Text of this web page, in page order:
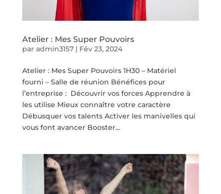
Atelier : Mes Super Pouvoirs
par admin3157| Fév 23, 2024
Atelier : Mes Super Pouvoirs 1H30 – Matériel
fourni – Salle de réunion Bénéfices pour
l’entreprise : Découvrir vos forces Apprendre à
les utilise Mieux connaître votre caractère
Débusquer vos talents Activer les manivelles qui
vous font avancer Booster...